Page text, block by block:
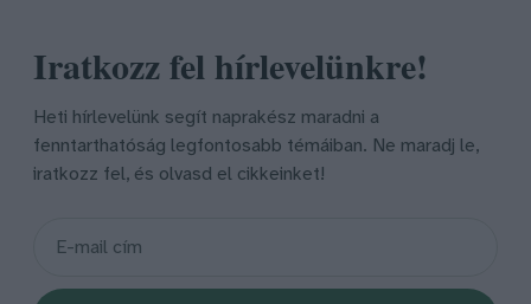
Iratkozz fel hírlevelünkre!
Heti hírlevelünk segít naprakész maradni a
fenntarthatóság legfontosabb témáiban. Ne maradj le,
iratkozz fel, és olvasd el cikkeinket!